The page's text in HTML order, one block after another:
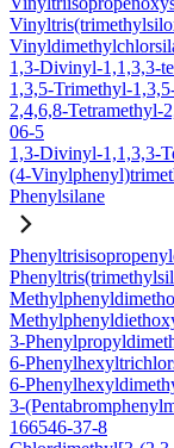
1,3-Divinyl-1,1,3,3-
1,3,5-Trimethyl-
2,4,6,8-Tetramethyl-
06-5
1,3-Divinyl-1,1,3,3-
(4-
Phenylsilane
3-
6-
6-
3-
166546-37-8